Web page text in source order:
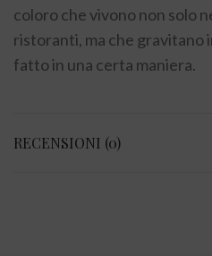
coloro che vivono non solo
ristoranti, ma che gravitano
fatto in una certa maniera.
RECENSIONI (0)